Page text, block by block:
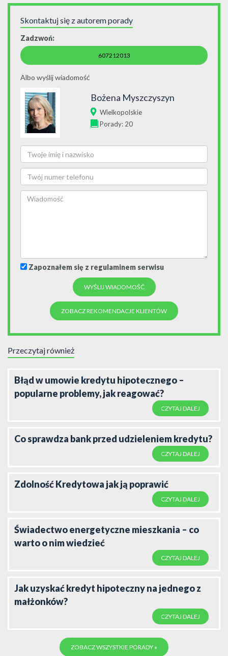
Skontaktuj się z autorem porady
Zadzwoń:
607212013
Albo wyślij wiadomość
Bożena Myszczyszyn
Wielkopolskie
Porady: 20
Zapoznałem się z regulaminem serwisu
ZOBACZ REKOMENDACJE KLIENTÓW
Przeczytaj również
Błąd w umowie kredytu hipotecznego –
popularne problemy, jak reagować?
CZYTAJ DALEJ
Co sprawdza bank przed udzieleniem kredytu?
CZYTAJ DALEJ
Zdolność Kredytowa jak ją poprawić
CZYTAJ DALEJ
Świadectwo energetyczne mieszkania – co
warto o nim wiedzieć
CZYTAJ DALEJ
Jak uzyskać kredyt hipoteczny na jednego z
małżonków?
CZYTAJ DALEJ
ZOBACZ WSZYSTKIE PORADY »